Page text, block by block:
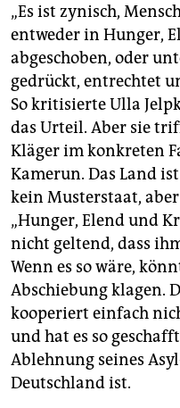
„Es ist zynisch,
entweder in Hunger,
abgeschoben, oder
gedrückt, entrechtet
So kritisierte Ulla
das Urteil. Aber sie
Kläger im konkreten
Kamerun. Das Land
kein Musterstaat,
„Hunger, Elend und
nicht geltend, dass
Wenn es so wäre,
Abschiebung klagen.
kooperiert einfach
und hat es so
Ablehnung seines
Deutschland ist.